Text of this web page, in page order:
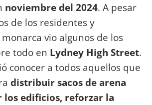
noviembre del 2024. A pesar
de los residentes y
vio algunos de los
todo en Lydney High Street.
conocer a todos aquellos que
distribuir sacos de arena
los edificios, reforzar la